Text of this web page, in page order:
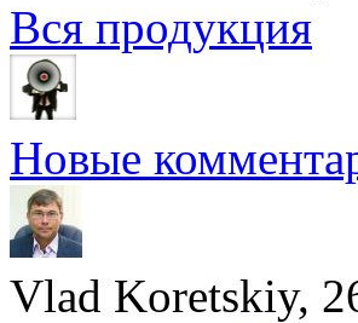
Вся продукция
Новые
Vlad Koretskiy,